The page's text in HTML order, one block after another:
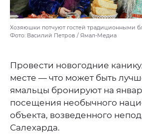
Хозяюшки потчуют гостей традиционными
Фото: Василий Петров / Ямал-Медиа
Провести новогодние
месте — что может быть
ямальцы бронируют на
посещения необычного
объекта, возведенного
Салехарда.